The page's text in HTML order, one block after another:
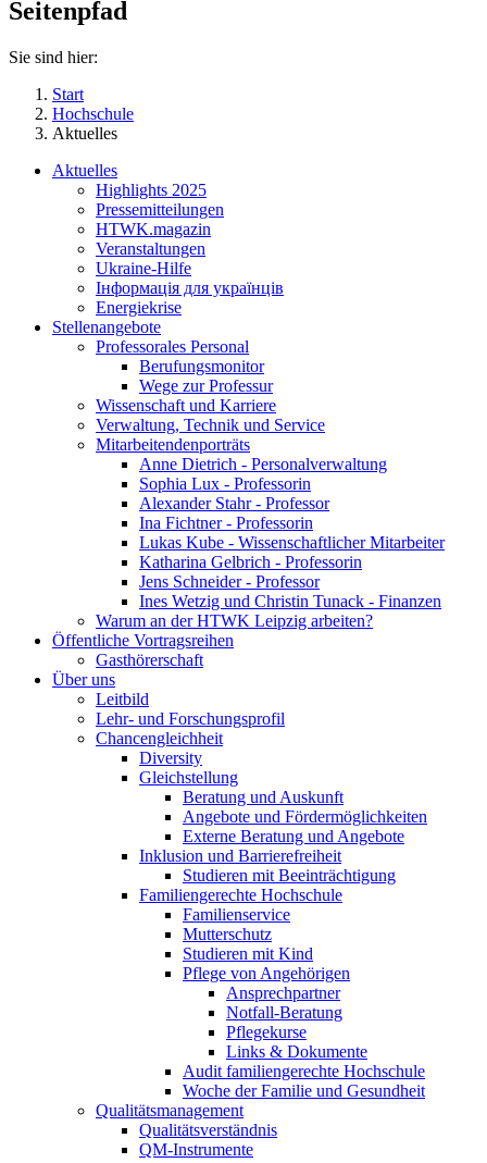
Seitenpfad
Sie sind hier:
Start
Hochschule
Aktuelles
Aktuelles
Highlights 2025
Pressemitteilungen
HTWK.magazin
Veranstaltungen
Ukraine-Hilfe
Інформація для українців
Energiekrise
Stellenangebote
Professorales Personal
Berufungsmonitor
Wege zur Professur
Wissenschaft und Karriere
Verwaltung, Technik und Service
Mitarbeitendenporträts
Anne Dietrich - Personalverwaltung
Sophia Lux - Professorin
Alexander Stahr - Professor
Ina Fichtner - Professorin
Lukas Kube - Wissenschaftlicher Mitarbeiter
Katharina Gelbrich - Professorin
Jens Schneider - Professor
Ines Wetzig und Christin Tunack - Finanzen
Warum an der HTWK Leipzig arbeiten?
Öffentliche Vortragsreihen
Gasthörerschaft
Über uns
Leitbild
Lehr- und Forschungsprofil
Chancengleichheit
Diversity
Gleichstellung
Beratung und Auskunft
Angebote und Fördermöglichkeiten
Externe Beratung und Angebote
Inklusion und Barrierefreiheit
Studieren mit Beeinträchtigung
Familiengerechte Hochschule
Familienservice
Mutterschutz
Studieren mit Kind
Pflege von Angehörigen
Ansprechpartner
Notfall-Beratung
Pflegekurse
Links & Dokumente
Audit familiengerechte Hochschule
Woche der Familie und Gesundheit
Qualitätsmanagement
Qualitätsverständnis
QM-Instrumente